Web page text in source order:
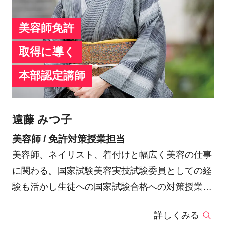
美容師免許
取得に導く
本部認定講師
遠藤 みつ子
美容師 / 免許対策授業担当
美容師、ネイリスト、着付けと幅広く美容の仕事
に関わる。国家試験美容実技試験委員としての経
験も活かし生徒への国家試験合格への対策授業を
詳しくみる